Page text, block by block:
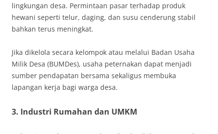
lingkungan desa. Permintaan pasar terhadap produk
hewani seperti telur, daging, dan susu cenderung stabil
bahkan terus meningkat.
Jika dikelola secara kelompok atau melalui Badan Usaha
Milik Desa (BUMDes), usaha peternakan dapat menjadi
sumber pendapatan bersama sekaligus membuka
lapangan kerja bagi warga desa.
3. Industri Rumahan dan UMKM